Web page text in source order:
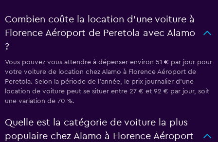
Combien coûte la location d’une voiture à
Florence Aéroport de Peretola avec Alamo
?
Vous pouvez vous attendre à dépenser environ 51 € par jour pour
votre voiture de location chez Alamo à Florence Aéroport de
Peretola. Selon la période de l’année, le prix journalier d'une
location de voiture peut se situer entre 27 € et 92 € par jour, soit
une variation de 70 %.
Quelle est la catégorie de voiture la plus
populaire chez Alamo à Florence Aéroport